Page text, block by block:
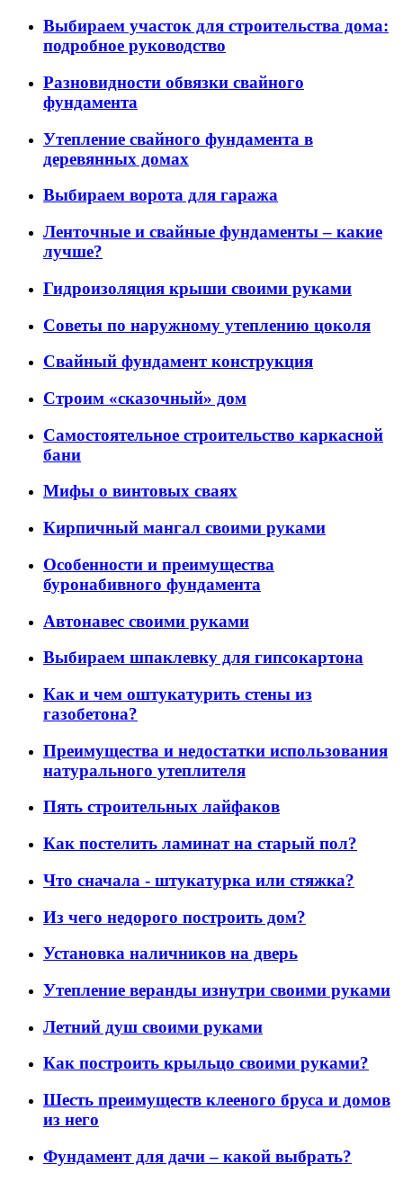
Выбираем участок для строительства дома:
подробное руководство
Разновидности обвязки свайного
фундамента
Утепление свайного фундамента в
деревянных домах
Выбираем ворота для гаража
Ленточные и свайные фундаменты – какие
лучше?
Гидроизоляция крыши своими руками
Советы по наружному утеплению цоколя
Свайный фундамент конструкция
Строим «сказочный» дом
Самостоятельное строительство каркасной
бани
Мифы о винтовых сваях
Кирпичный мангал своими руками
Особенности и преимущества
буронабивного фундамента
Автонавес своими руками
Выбираем шпаклевку для гипсокартона
Как и чем оштукатурить стены из
газобетона?
Преимущества и недостатки использования
натурального утеплителя
Пять строительных лайфаков
Как постелить ламинат на старый пол?
Что сначала - штукатурка или стяжка?
Из чего недорого построить дом?
Установка наличников на дверь
Утепление веранды изнутри своими руками
Летний душ своими руками
Как построить крыльцо своими руками?
Шесть преимуществ клееного бруса и домов
из него
Фундамент для дачи – какой выбрать?